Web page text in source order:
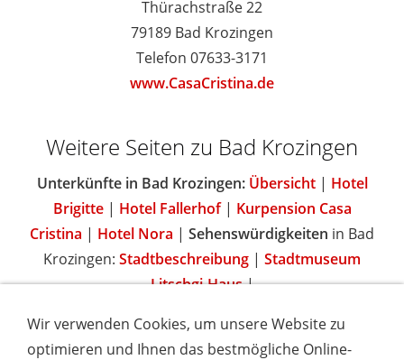
Thürachstraße 22
79189 Bad Krozingen
Telefon 07633-3171
www.CasaCristina.de
Weitere Seiten zu Bad Krozingen
Unterkünfte in Bad Krozingen: Übersicht| Hotel
Brigitte| Hotel Fallerhof| Kurpension Casa
Cristina | Hotel Nora | Sehenswürdigkeiten in Bad
Krozingen: Stadtbeschreibung | Stadtmuseum
Litschgi-Haus|
Wir verwenden Cookies, um unsere Website zu
optimieren und Ihnen das bestmögliche Online-